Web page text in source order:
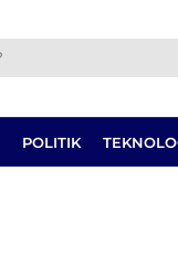
POLITIK